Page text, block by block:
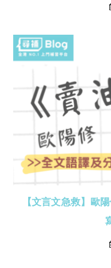
【文言文急救】歐